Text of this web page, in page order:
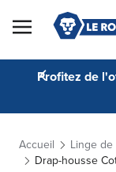
Skip to Content
Profitez de
Accueil Linge de
Drap-housse